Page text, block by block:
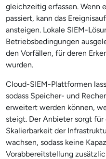
gleichzeitig erfassen. Wenn
passiert, kann das
ansteigen. Lokale SIEM-
Betriebsbedingungen
den Vorfällen, für deren
wurden.
Cloud-SIEM-Plattformen
sodass Speicher- und
erweitert werden können,
steigt. Der Anbieter sorgt
Skalierbarkeit der
wachsen, sodass keine
Vorabbereitstellung